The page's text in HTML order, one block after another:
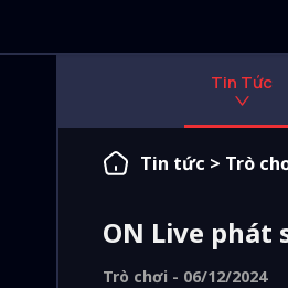
Tin Tức
Tin tức > Trò
ON Live phát
Trò chơi - 06/12/2024